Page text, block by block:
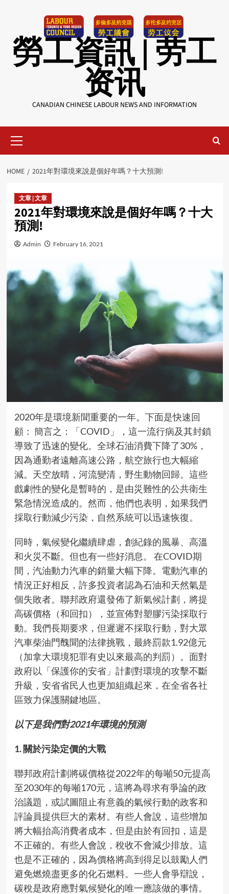
勞工資訊 | 劳工
资讯
CANADIAN CHINESE LABOUR NEWS AND INFORMATION
Menu
HOME 2021年對環境來說是個好年嗎？十大預測!
文章 | 文章
2021年對環境來說是個好年嗎？十大
預測!
Admin February 16, 2021
2020年是環境新聞重要的一年。下面是快速回
顧： 簡言之：「COVID」，這一流行病及其封鎖
導致了迅速的變化。全球石油消費下降了30%，
因為通勤者遠離高速公路，航空旅行也大幅縮
減。天空放晴，河流變清，野生動物回歸。這些
戲劇性的變化是暫時的，是由災難性的公共衛生
緊急情況造成的。然而，他們也表明，如果我們
採取行動減少污染，自然系統可以迅速恢復。
同時，氣候變化繼續肆虐，創紀錄的風暴、高溫
和火災不斷。但也有一些好消息。 在COVID期
間，汽油動力汽車的銷量大幅下降。電動汽車的
情況正好相反，許多投資者認為石油和天然氣是
個失敗者。聯邦政府還發佈了新氣候計劃，將提
高碳價格（和回扣），並宣佈對塑膠污染採取行
動。我們長期要求，但遲遲不採取行動，對大眾
汽車柴油門醜聞的法律挑戰，最終罰款1.92億元
（加拿大環境犯罪有史以來最高的判罰）。面對
政府以「保護你的安省」計劃對環境的攻擊不斷
升級，安省省民人也更加組織起來，在全省各社
區致力保護關鍵地區。
以下是我們對2021年環境的預測
1. 關於污染定價的大戰
聯邦政府計劃將碳價格從2022年的每噸50元提高
至2030年的每噸170元，這將為尋求有爭論的政
治議題，或試圖阻止有意義的氣候行動的政客和
評論員提供巨大的素材。有些人會說，這些增加
將大幅抬高消費者成本，但是由於有回扣，這是
不正確的。有些人會說，稅收不會減少排放。這
也是不正確的，因為價格將高到得足以鼓勵人們
避免燃燒盡更多的化石燃料。一些人會爭辯說，
碳稅是政府應對氣候變化的唯一應該做的事情。